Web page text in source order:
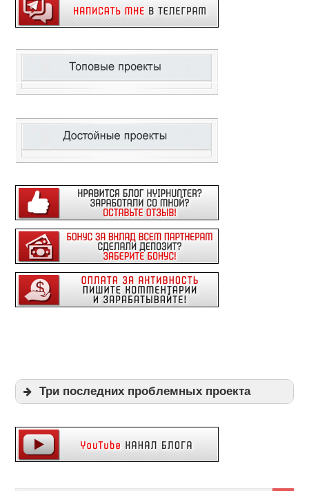
Три последних проблемных проекта
Playpayouts
Cfgliberty